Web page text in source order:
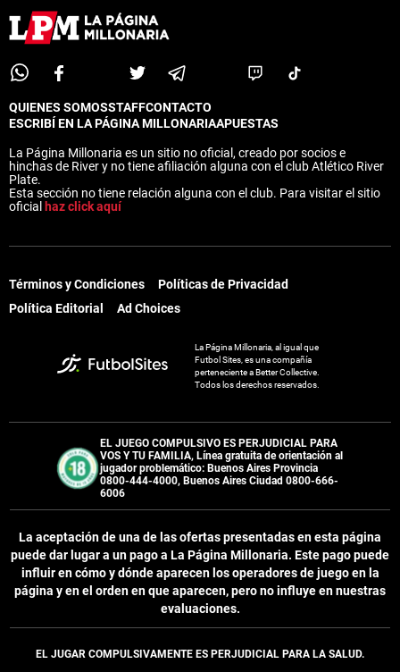
QUIENES SOMOSSTAFFCONTACTO
ESCRIBÍ EN LA PÁGINA MILLONARIAAPUESTAS
La Página Millonaria es un sitio no oficial, creado por socios e
hinchas de River y no tiene afiliación alguna con el club Atlético River
Plate.
Esta sección no tiene relación alguna con el club. Para visitar el sitio
oficial haz click aquí
Términos y Condiciones
Políticas de Privacidad
Política Editorial
Ad Choices
La Página Millonaria, al igual que
Futbol Sites, es una compañía
perteneciente a Better Collective.
Todos los derechos reservados.
EL JUEGO COMPULSIVO ES PERJUDICIAL PARA
VOS Y TU FAMILIA, Línea gratuita de orientación al
jugador problemático: Buenos Aires Provincia
0800-444-4000, Buenos Aires Ciudad 0800-666-
6006
La aceptación de una de las ofertas presentadas en esta página
puede dar lugar a un pago a La Página Millonaria. Este pago puede
influir en cómo y dónde aparecen los operadores de juego en la
página y en el orden en que aparecen, pero no influye en nuestras
evaluaciones.
EL JUGAR COMPULSIVAMENTE ES PERJUDICIAL PARA LA SALUD.